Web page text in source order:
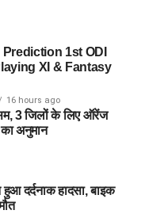
विस्तृत
करने
Prediction 1st ODI
XI & Fantasy
16 hours ago
3 जिलों के लिए ऑरेंज
का अनुमान
दर्दनाक हादसा, बाइक